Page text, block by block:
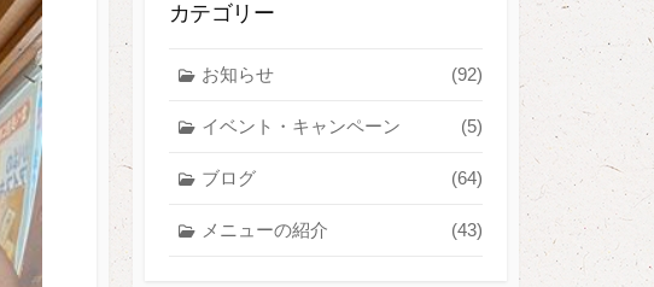
カテゴリー
お知らせ (92)
イベント・キャンペーン (5)
ブログ (64)
メニューの紹介 (43)